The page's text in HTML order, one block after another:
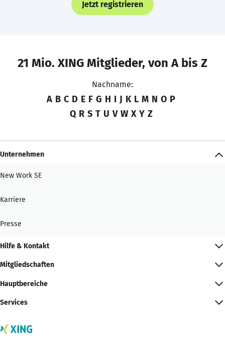
Jetzt registrieren
21 Mio. XING Mitglieder, von A bis Z
Nachname:
A B C D E F G H I J K L M N O P
Q R S T U V W X Y Z
Unternehmen
New Work SE
Karriere
Presse
Hilfe & Kontakt
Mitgliedschaften
Hauptbereiche
Services